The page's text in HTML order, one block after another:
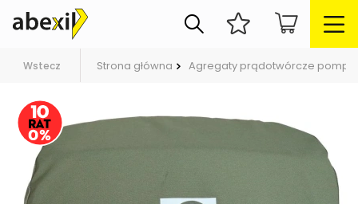
Wstecz Strona główna Agregaty prądotwórcze pompy